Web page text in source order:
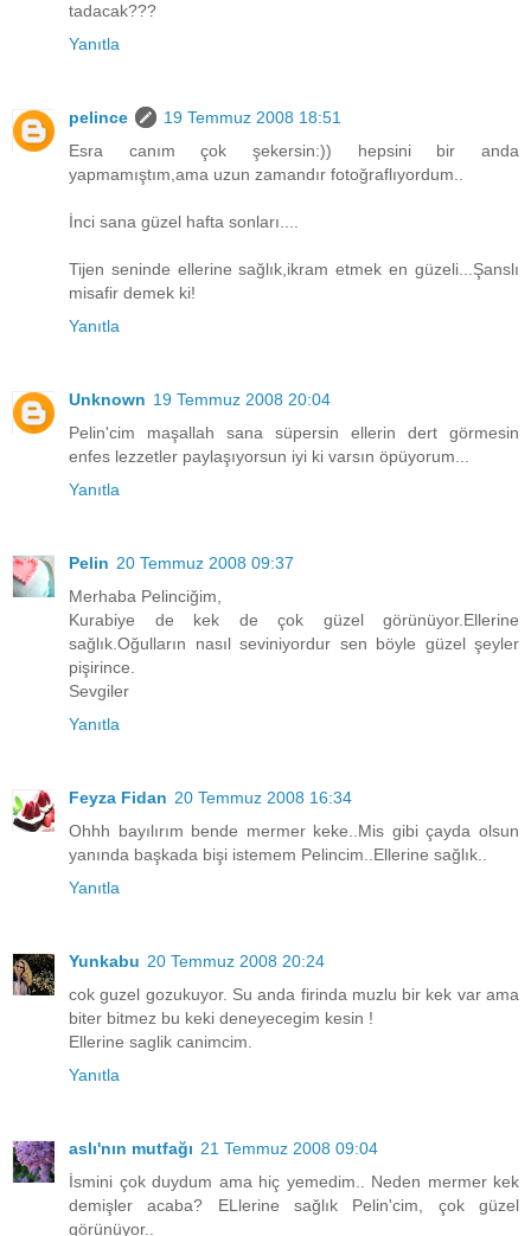
tadacak???
Yanıtla
pelince
19 Temmuz 2008 18:51
Esra canım çok şekersin:)) hepsini bir anda
yapmamıştım,ama uzun zamandır fotoğraflıyordum..
İnci sana güzel hafta sonları....
Tijen seninde ellerine sağlık,ikram etmek en güzeli...Şanslı
misafir demek ki!
Yanıtla
Unknown 19 Temmuz 2008 20:04
Pelin'cim maşallah sana süpersin ellerin dert görmesin
enfes lezzetler paylaşıyorsun iyi ki varsın öpüyorum...
Yanıtla
Pelin 20 Temmuz 2008 09:37
Merhaba Pelinciğim,
Kurabiye de kek de çok güzel görünüyor.Ellerine
sağlık.Oğulların nasıl seviniyordur sen böyle güzel şeyler
pişirince.
Sevgiler
Yanıtla
Feyza Fidan 20 Temmuz 2008 16:34
Ohhh bayılırım bende mermer keke..Mis gibi çayda olsun
yanında başkada bişi istemem Pelincim..Ellerine sağlık..
Yanıtla
Yunkabu 20 Temmuz 2008 20:24
cok guzel gozukuyor. Su anda firinda muzlu bir kek var ama
biter bitmez bu keki deneyecegim kesin !
Ellerine saglik canimcim.
Yanıtla
aslı'nın mutfağı 21 Temmuz 2008 09:04
İsmini çok duydum ama hiç yemedim.. Neden mermer kek
demişler acaba? ELlerine sağlık Pelin'cim, çok güzel
görünüyor..